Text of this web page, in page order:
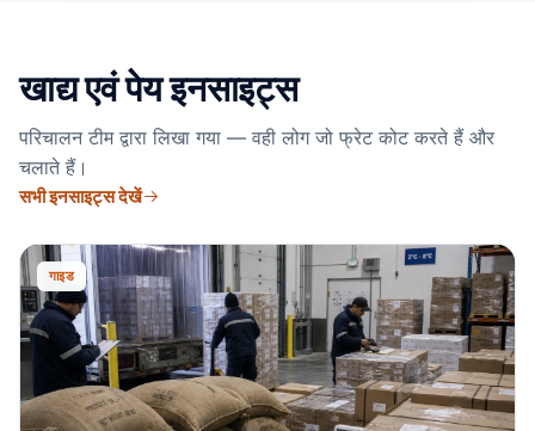
खाद्य एवं पेय इनसाइट्स
परिचालन टीम द्वारा लिखा गया — वही लोग जो फ्रेट कोट करते हैं और
चलाते हैं।
सभी इनसाइट्स देखें
गाइड